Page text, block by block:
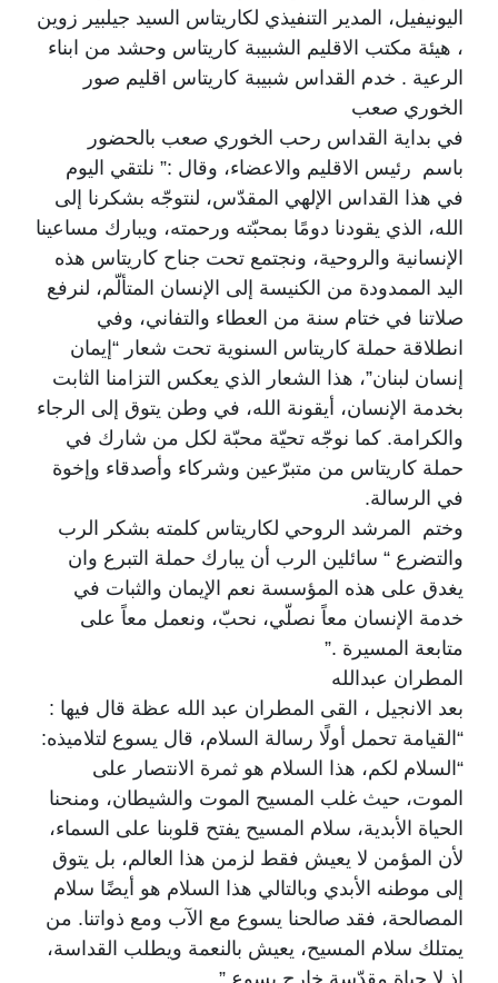
اليونيفيل، المدير التنفيذي لكاريتاس السيد جيلبير زوين
، هيئة مكتب الاقليم الشبيبة كاريتاس وحشد من ابناء
الرعية . خدم القداس شبيبة كاريتاس اقليم صور
الخوري صعب
في بداية القداس رحب الخوري صعب بالحضور
باسم رئيس الاقليم والاعضاء، وقال :” نلتقي اليوم
في هذا القداس الإلهي المقدّس، لنتوجّه بشكرنا إلى
الله، الذي يقودنا دومًا بمحبّته ورحمته، ويبارك مساعينا
الإنسانية والروحية، ونجتمع تحت جناح كاريتاس هذه
اليد الممدودة من الكنيسة إلى الإنسان المتألّم، لنرفع
صلاتنا في ختام سنة من العطاء والتفاني، وفي
انطلاقة حملة كاريتاس السنوية تحت شعار “إيمان
إنسان لبنان”، هذا الشعار الذي يعكس التزامنا الثابت
بخدمة الإنسان، أيقونة الله، في وطن يتوق إلى الرجاء
والكرامة. كما نوجّه تحيّة محبّة لكل من شارك في
حملة كاريتاس من متبرّعين وشركاء وأصدقاء وإخوة
في الرسالة.
وختم المرشد الروحي لكاريتاس كلمته بشكر الرب
والتضرع “ سائلين الرب أن يبارك حملة التبرع وان
يغدق على هذه المؤسسة نعم الإيمان والثبات في
خدمة الإنسان معاً نصلّي، نحبّ، ونعمل معاً على
متابعة المسيرة .”
المطران عبدالله
بعد الانجيل ، القى المطران عبد الله عظة قال فيها :
“القيامة تحمل أولًا رسالة السلام، قال يسوع لتلاميذه:
“السلام لكم، هذا السلام هو ثمرة الانتصار على
الموت، حيث غلب المسيح الموت والشيطان، ومنحنا
الحياة الأبدية، سلام المسيح يفتح قلوبنا على السماء،
لأن المؤمن لا يعيش فقط لزمن هذا العالم، بل يتوق
إلى موطنه الأبدي وبالتالي هذا السلام هو أيضًا سلام
المصالحة، فقد صالحنا يسوع مع الآب ومع ذواتنا. من
يمتلك سلام المسيح، يعيش بالنعمة ويطلب القداسة،
إذ لا حياة مقدّسة خارج يسوع.”